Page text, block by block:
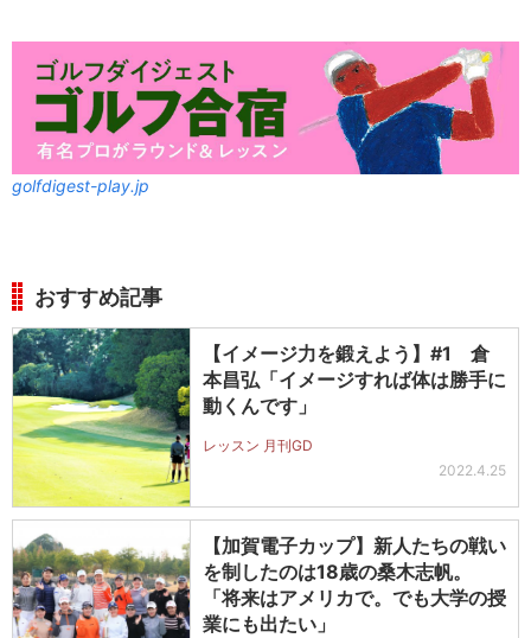
golfdigest-play.jp
おすすめ記事
【イメージ力を鍛えよう】#1 倉
本昌弘「イメージすれば体は勝手に
動くんです」
レッスン 月刊GD
2022.4.25
【加賀電子カップ】新人たちの戦い
を制したのは18歳の桑木志帆。
「将来はアメリカで。でも大学の授
業にも出たい」